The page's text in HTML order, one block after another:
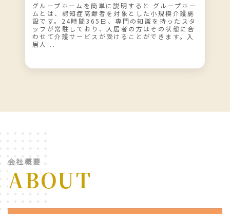
グループホームを簡単に説明すると グループホー
ムとは、認知症高齢者を対象とした小規模介護施
設です。24時間365日、専門の知識を持ったスタ
ッフが常駐しており、入居者の方はその状態に合
わせて介護サービスが受けることができます。入
居人...
会社概要
ABOUT